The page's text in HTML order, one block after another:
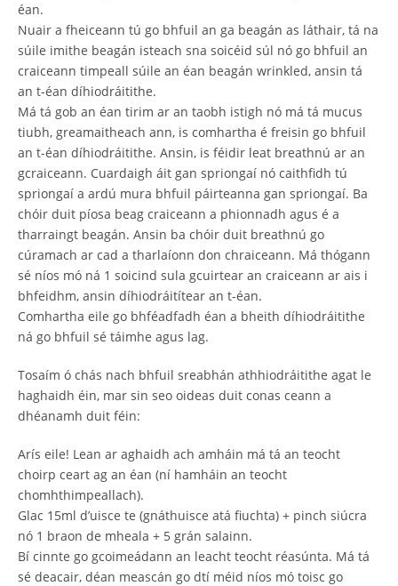
éan.
Nuair a fheiceann tú go bhfuil an ga beagán as láthair, tá na
súile imithe beagán isteach sna soicéid súl nó go bhfuil an
craiceann timpeall súile an éan beagán wrinkled, ansin tá
an t-éan díhiodráitithe.
Má tá gob an éan tirim ar an taobh istigh nó má tá mucus
tiubh, greamaitheach ann, is comhartha é freisin go bhfuil
an t-éan díhiodráitithe. Ansin, is féidir leat breathnú ar an
gcraiceann. Cuardaigh áit gan spriongaí nó caithfidh tú
spriongaí a ardú mura bhfuil páirteanna gan spriongaí. Ba
chóir duit píosa beag craiceann a phionnadh agus é a
tharraingt beagán. Ansin ba chóir duit breathnú go
cúramach ar cad a tharlaíonn don chraiceann. Má thógann
sé níos mó ná 1 soicind sula gcuirtear an craiceann ar ais i
bhfeidhm, ansin díhiodráitítear an t-éan.
Comhartha eile go bhféadfadh éan a bheith díhiodráitithe
ná go bhfuil sé táimhe agus lag.
Tosaím ó chás nach bhfuil sreabhán athhiodráitithe agat le
haghaidh éin, mar sin seo oideas duit conas ceann a
dhéanamh duit féin:
Arís eile! Lean ar aghaidh ach amháin má tá an teocht
choirp ceart ag an éan (ní hamháin an teocht
chomhthimpeallach).
Glac 15ml d’uisce te (gnáthuisce atá fiuchta) + pinch siúcra
nó 1 braon de mheala + 5 grán salainn.
Bí cinnte go gcoimeádann an leacht teocht réasúnta. Má tá
sé deacair, déan meascán go dtí méid níos mó toisc go